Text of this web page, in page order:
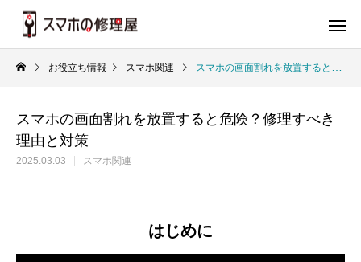
お役立ち情報 スマホ関連 スマホの画面割れを放置すると危険？修理すべき理由と対策
スマホの画面割れを放置すると危険？修理すべき
理由と対策
2025.03.03 スマホ関連
はじめに